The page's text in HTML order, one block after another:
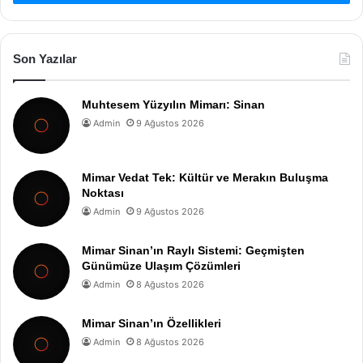
Son Yazılar
Muhtesem Yüzyılın Mimarı: Sinan
Admin 9 Ağustos 2026
Mimar Vedat Tek: Kültür ve Merakın Buluşma
Noktası
Admin 9 Ağustos 2026
Mimar Sinan’ın Raylı Sistemi: Geçmişten
Günümüze Ulaşım Çözümleri
Admin 8 Ağustos 2026
Mimar Sinan’ın Özellikleri
Admin 8 Ağustos 2026